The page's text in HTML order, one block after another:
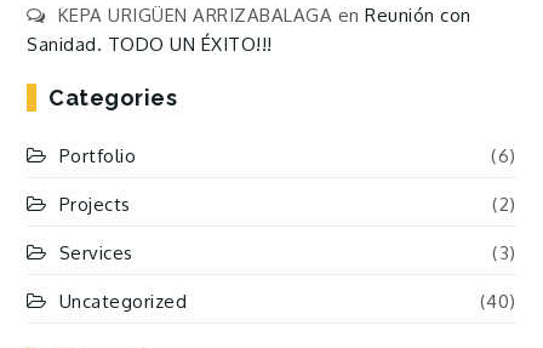
KEPA URIGÜEN ARRIZABALAGA enReunión con
Sanidad. TODO UN ÉXITO!!!
Categories
Portfolio (6)
Projects (2)
Services (3)
Uncategorized (40)